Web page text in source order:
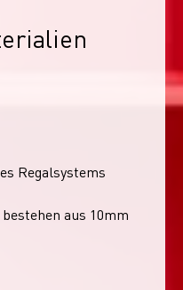
Regalsystems
aus 10mm